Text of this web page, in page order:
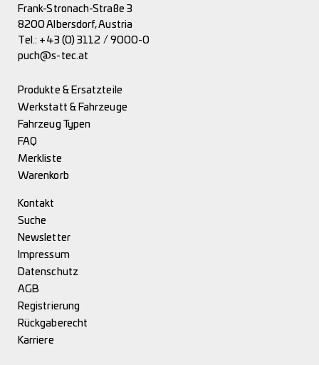
Frank-Stronach-Straße 3
8200 Albersdorf, Austria
Tel.: +43 (0) 3112 / 9000-0
puch@s-tec.at
Produkte & Ersatzteile
Werkstatt & Fahrzeuge
Fahrzeug Typen
FAQ
Merkliste
Warenkorb
Kontakt
Suche
Newsletter
Impressum
Datenschutz
AGB
Registrierung
Rückgaberecht
Karriere